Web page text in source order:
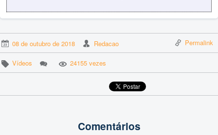
08 de outubro de 2018 Redacao Permalink
Vídeos 24155 vezes
Comentários